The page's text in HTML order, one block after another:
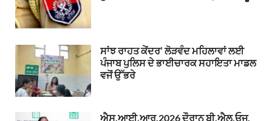
ਸਾਂਝ ਰਾਹਤ ਕੇਂਦਰ’ ਲੋੜਵੰਦ ਮਹਿਲਾਵਾਂ ਲਈ
ਪੰਜਾਬ ਪੁਲਿਸ ਦੇ ਭਾਈਚਾਰਕ ਸਹਾਇਤਾ ਮਾਡਲ
ਵਜੋਂ ਉੱਭਰੇ
ਐਸ.ਆਈ.ਆਰ.2026 ਦੌਰਾਨ ਬੀ.ਐਲ.ਓਜ.